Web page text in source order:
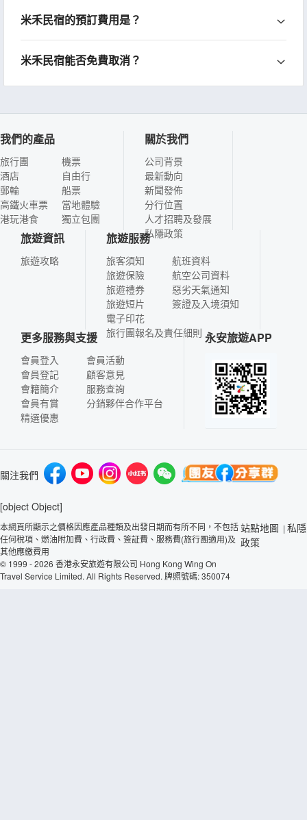
米禾民宿的預訂費用是？
米禾民宿能否免費取消？
我們的產品
旅行團
酒店
郵輪
高鐵火車票
港玩港食
機票
自由行
船票
當地體驗
獨立包團
關於我們
公司背景
最新動向
新聞發佈
分行位置
人才招聘及發展
私隱政策
旅遊資訊
旅遊攻略
旅遊服務
旅客須知
旅遊保險
旅遊禮券
旅遊短片
電子印花
航班資料
航空公司資料
惡劣天氣通知
簽證及入境須知
旅行團報名及責任細則
更多服務與支援
會員登入
會員登記
會籍簡介
會員有賞
精選優惠
會員活動
顧客意見
服務查詢
分銷夥伴合作平台
永安旅遊APP
關注我們
[object Object]
本網頁所顯示之價格因應產品種類及出發日期而有所不同，不包括
任何稅項、燃油附加費、行政費、簽証費、服務費(旅行團適用)及
其他應繳費用
© 1999 - 2026 香港永安旅遊有限公司 Hong Kong Wing On
Travel Service Limited. All Rights Reserved. 牌照號碼: 350074
站點地圖 | 私隱
政策